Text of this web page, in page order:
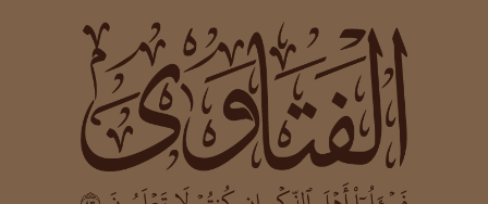
العالم طريقة البحث